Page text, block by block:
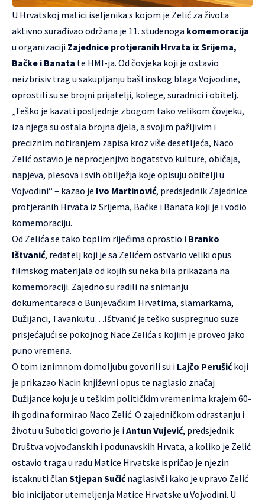
U Hrvatskoj matici iseljenika s kojom je Zelić za života
aktivno surađivao održana je 11. studenoga komemoracija
u organizaciji Zajednice protjeranih Hrvata iz Srijema,
Bačke i Banata te HMI-ja. Od čovjeka koji je ostavio
neizbrisiv trag u sakupljanju baštinskog blaga Vojvodine,
oprostili su se brojni prijatelji, kolege, suradnici i obitelj.
„Teško je kazati posljednje zbogom tako velikom čovjeku,
iza njega su ostala brojna djela, a svojim pažljivim i
preciznim notiranjem zapisa kroz više desetljeća, Naco
Zelić ostavio je neprocjenjivo bogatstvo kulture, običaja,
napjeva, plesova i svih obilježja koje opisuju obitelji u
Vojvodini“ – kazao je Ivo Martinović, predsjednik Zajednice
protjeranih Hrvata iz Srijema, Bačke i Banata koji je i vodio
komemoraciju.
Od Zelića se tako toplim riječima oprostio i Branko
Ištvanić, redatelj koji je sa Zelićem ostvario veliki opus
filmskog materijala od kojih su neka bila prikazana na
komemoraciji. Zajedno su radili na snimanju
dokumentaraca o Bunjevačkim Hrvatima, slamarkama,
Dužijanci, Tavankutu…Ištvanić je teško suspregnuo suze
prisjećajući se pokojnog Nace Zelića s kojim je proveo jako
puno vremena.
O tom iznimnom domoljubu govorili su i Lajčo Perušićkoji
je prikazao Nacin književni opus te naglasio značaj
Dužijance koju je u teškim političkim vremenima krajem 60-
ih godina formirao Naco Zelić. O zajedničkom odrastanju i
životu u Subotici govorio je iAntun Vujević, predsjednik
Društva vojvođanskih i podunavskih Hrvata, a koliko je Zelić
ostavio traga u radu Matice Hrvatske ispričao je njezin
istaknuti član Stjepan Sučićnaglasivši kako je upravo Zelić
bio inicijator utemeljenja Matice Hrvatske u Vojvodini. U